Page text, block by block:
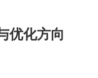
优化方向